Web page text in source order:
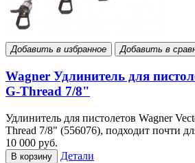
Добавить в избранное Добавить в
Wagner Удлинитель для
G-Thread 7/8"
Удлинитель для пистолетов Wagner
Thread 7/8" (556076), подходит почти
10 000 руб.
В корзину Детали